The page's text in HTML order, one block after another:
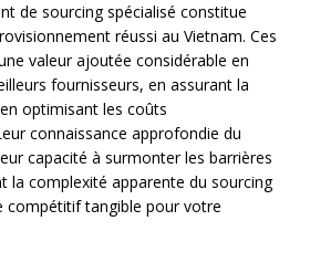
de sourcing spécialisé constitue
réussi au Vietnam. Ces
valeur ajoutée considérable en
fournisseurs, en assurant la
optimisant les coûts
connaissance approfondie du
capacité à surmonter les barrières
la complexité apparente du sourcing
compétitif tangible pour votre